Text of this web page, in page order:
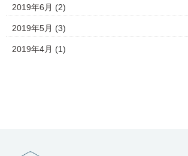
2019年6月 (2)
2019年5月 (3)
2019年4月 (1)